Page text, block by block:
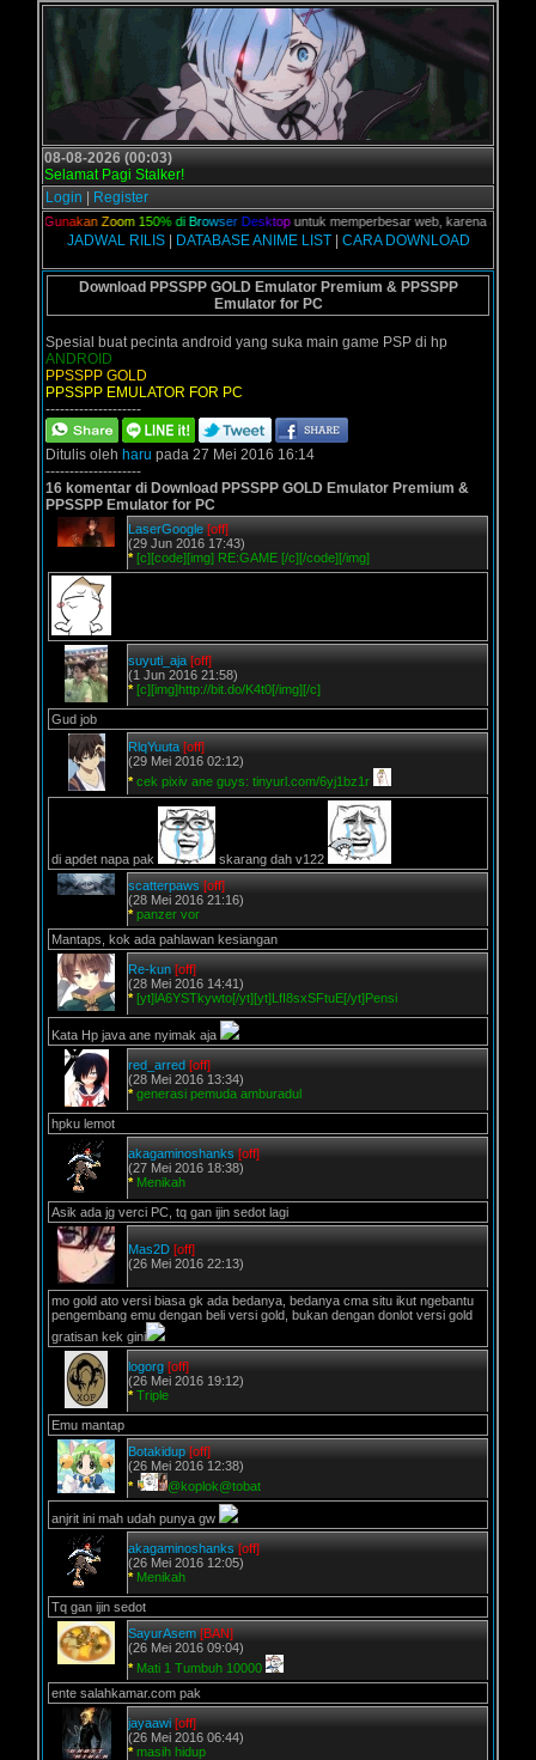
08-08-2026 (00:03)
Selamat Pagi Stalker!
Login
Register
nakan Zo om 150% di Browser De sktopuntuk memperbesar web, karena aslinya
JADWAL RILIS| DATABASE ANIME LIST| CARA DOWNLOAD
Download PPSSPP GOLD Emulator Premium & PPSSPP
Emulator for PC
Spesial buat pecinta android yang suka main game PSP di hp
ANDROID
PPSSPP GOLD
PPSSPP EMULATOR FOR PC
--------------------
Ditulis oleh haru pada 27 Mei 2016 16:14
--------------------
16 komentar di Download PPSSPP GOLD Emulator Premium &
PPSSPP Emulator for PC
LaserGoogle [off]
(29 Jun 2016 17:43)
* [c][code][img] RE:GAME [/c][/code][/img]
suyuti_aja [off]
(1 Jun 2016 21:58)
* [c][img]http://bit.do/K4t0[/img][/c]
Gud job
RlqYuuta [off]
(29 Mei 2016 02:12)
* cek pixiv ane guys: tinyurl.com/6yj1bz1r
di apdet napa pak
skarang dah v122
scatterpaws [off]
(28 Mei 2016 21:16)
* panzer vor
Mantaps, kok ada pahlawan kesiangan
Re-kun [off]
(28 Mei 2016 14:41)
* [yt]lA6YSTkywto[/yt][yt]LfI8sxSFtuE[/yt]Pensi
Kata Hp java ane nyimak aja
red_arred [off]
(28 Mei 2016 13:34)
* generasi pemuda amburadul
hpku lemot
akagaminoshanks [off]
(27 Mei 2016 18:38)
* Menikah
Asik ada jg verci PC, tq gan ijin sedot lagi
Mas2D [off]
(26 Mei 2016 22:13)
mo gold ato versi biasa gk ada bedanya, bedanya cma situ ikut ngebantu
pengembang emu dengan beli versi gold, bukan dengan donlot versi gold
gratisan kek gini
logorg [off]
(26 Mei 2016 19:12)
* Triple
Emu mantap
Botakidup [off]
(26 Mei 2016 12:38)
*
@koplok@tobat
anjrit ini mah udah punya gw
akagaminoshanks [off]
(26 Mei 2016 12:05)
* Menikah
Tq gan ijin sedot
SayurAsem [BAN]
(26 Mei 2016 09:04)
* Mati 1 Tumbuh 10000
ente salahkamar.com pak
jayaawi [off]
(26 Mei 2016 06:44)
* masih hidup